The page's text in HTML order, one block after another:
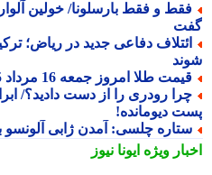
و فقط بارسلونا/ خولین
دفاعی جدید در ریاض؛
طلا امروز جمعه 16 مرداد 1405
رودری را از دست دادید؟/ ابراز
دیومانده!
چلسی: آمدن ژابی آلونسو به
ویژهایونا نیوز